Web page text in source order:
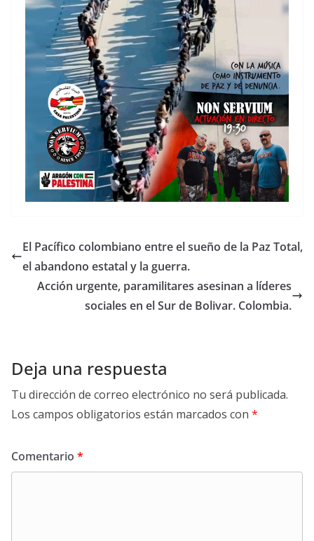
El Pacífico colombiano entre el sueño de la Paz Total,
el abandono estatal y la guerra.
Acción urgente, paramilitares asesinan a líderes
sociales en el Sur de Bolivar. Colombia.
Deja una respuesta
Tu dirección de correo electrónico no será publicada.
Los campos obligatorios están marcados con *
Comentario *